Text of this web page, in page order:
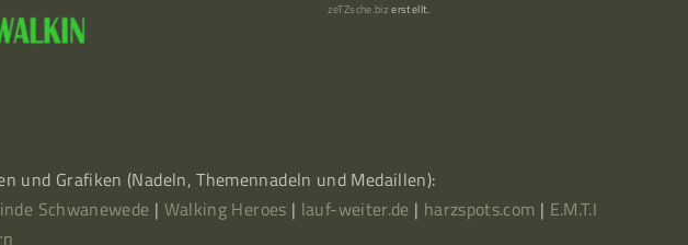
zeTZsche.biz erstellt.
und Grafiken (Nadeln, Themennadeln und Medaillen):
Schwanewede | Walking Heroes | lauf-weiter.de | harzspots.com | E.M.T.I